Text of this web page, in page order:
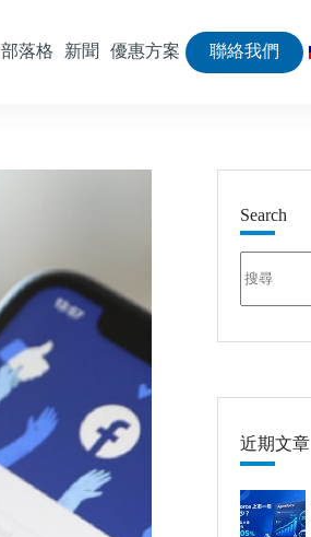
部落格 新聞 優惠方案 聯絡我們
Search
不
到
件
結
果
近期文章